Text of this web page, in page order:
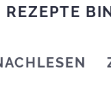
REZEPTE